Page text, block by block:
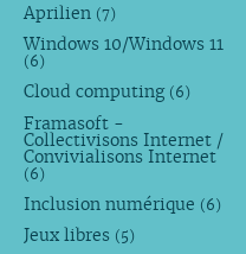
Aprilien (7)
Windows 10/Windows 11
(6)
Cloud computing (6)
Framasoft -
Collectivisons Internet /
Convivialisons Internet
(6)
Inclusion numérique (6)
Jeux libres (5)